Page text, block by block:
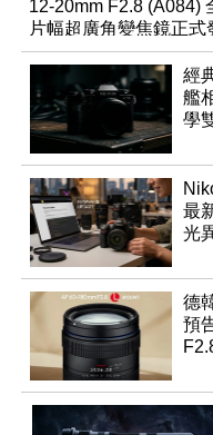
12-20mm F2.8 (A084)
片幅超廣角變焦鏡正式
表
經
艦
學
最
光
德
預